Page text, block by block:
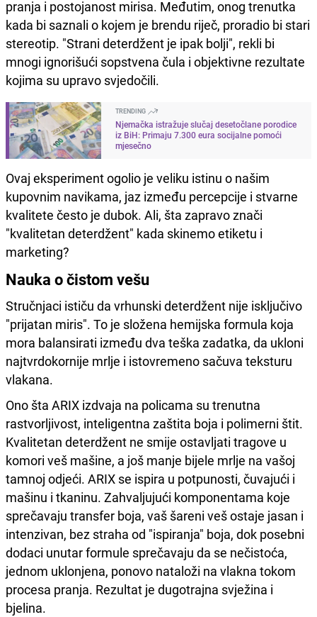
pranja i postojanost mirisa. Međutim, onog trenutka
kada bi saznali o kojem je brendu riječ, proradio bi stari
stereotip. "Strani deterdžent je ipak bolji", rekli bi
mnogi ignorišući sopstvena čula i objektivne rezultate
kojima su upravo svjedočili.
TRENDING
Njemačka istražuje slučaj desetočlane porodice
iz BiH: Primaju 7.300 eura socijalne pomoći
mjesečno
Ovaj eksperiment ogolio je veliku istinu o našim
kupovnim navikama, jaz između percepcije i stvarne
kvalitete često je dubok. Ali, šta zapravo znači
"kvalitetan deterdžent" kada skinemo etiketu i
marketing?
Nauka o čistom vešu
Stručnjaci ističu da vrhunski deterdžent nije isključivo
"prijatan miris". To je složena hemijska formula koja
mora balansirati između dva teška zadatka, da ukloni
najtvrdokornije mrlje i istovremeno sačuva teksturu
vlakana.
Ono šta ARIX izdvaja na policama su trenutna
rastvorljivost, inteligentna zaštita boja i polimerni štit.
Kvalitetan deterdžent ne smije ostavljati tragove u
komori veš mašine, a još manje bijele mrlje na vašoj
tamnoj odjeći. ARIX se ispira u potpunosti, čuvajući i
mašinu i tkaninu. Zahvaljujući komponentama koje
sprečavaju transfer boja, vaš šareni veš ostaje jasan i
intenzivan, bez straha od "ispiranja" boja, dok posebni
dodaci unutar formule sprečavaju da se nečistoća,
jednom uklonjena, ponovo nataloži na vlakna tokom
procesa pranja. Rezultat je dugotrajna svježina i
bjelina.